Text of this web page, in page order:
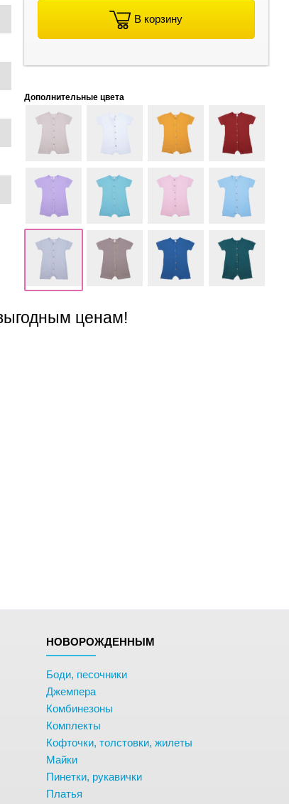
В корзину
Дополнительные цвета
ценам!
НОВОРОЖДЕННЫМ
Боди, песочники
Джемпера
Комбинезоны
Комплекты
Кофточки, толстовки, жилеты
Майки
Пинетки, рукавички
Платья